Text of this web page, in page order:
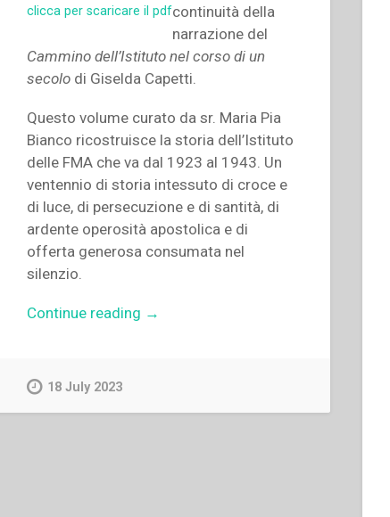
clicca per scaricare il pdfcontinuità della
narrazione del
Cammino dell’Istituto nel corso di un
secolo di Giselda Capetti.
Questo volume curato da sr. Maria Pia
Bianco ricostruisce la storia dell’Istituto
delle FMA che va dal 1923 al 1943. Un
ventennio di storia intessuto di croce e
di luce, di persecuzione e di santità, di
ardente operosità apostolica e di
offerta generosa consumata nel
silenzio.
Continue reading “Maria
→
18 July 2023